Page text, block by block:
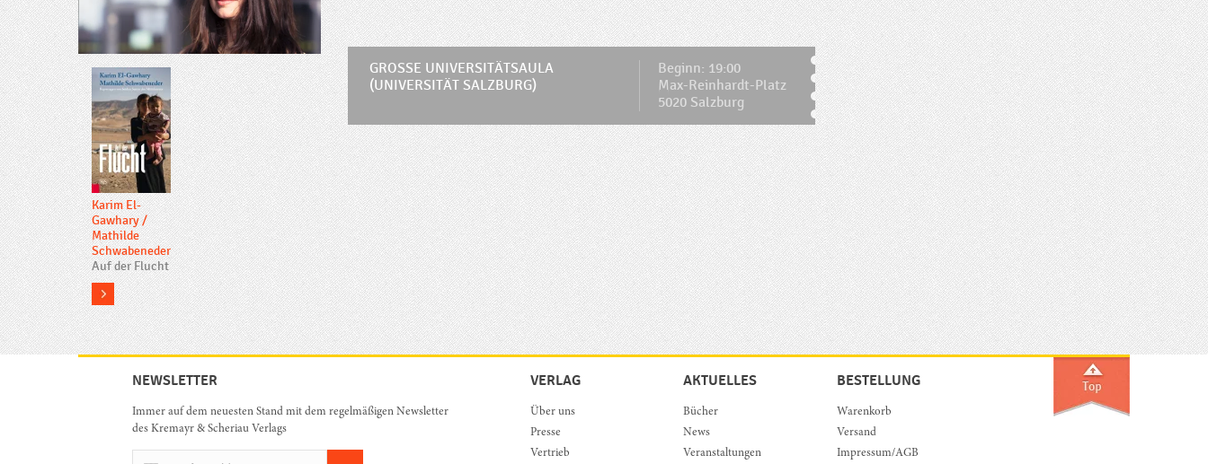
Karim El-
Gawhary/
Mathilde
Schwabeneder
Auf der Flucht
more
GROSSE UNIVERSITÄTSAULA (
UNIVERSITÄT SALZBURG)
Beginn: 19:00
Max-Reinhardt-Platz
5020 Salzburg
VERLAG
Über uns
Presse
Vertrieb
AKTUELLES
Bücher
News
Veranstaltungen
BESTELLUNG
Warenkorb
Versand
Impressum/AGB
NEWSLETTER
Immer auf dem neuesten Stand mit dem regelmäßigen Newsletter
des Kremayr & Scheriau Verlags